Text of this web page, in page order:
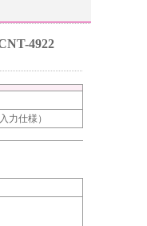
4922
力仕様）